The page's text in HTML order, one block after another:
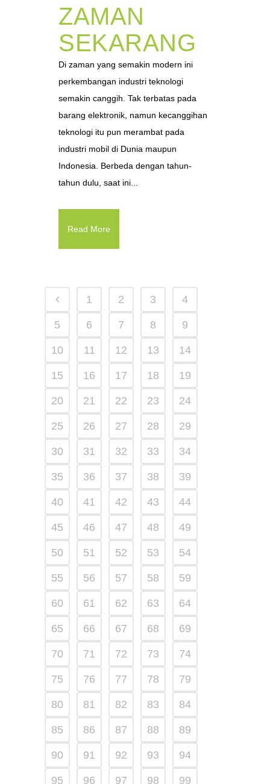
ZAMAN
SEKARANG
Di zaman yang semakin modern ini
perkembangan industri teknologi
semakin canggih. Tak terbatas pada
barang elektronik, namun kecanggihan
teknologi itu pun merambat pada
industri mobil di Dunia maupun
Indonesia. Berbeda dengan tahun-
tahun dulu, saat ini...
Read More
1 2 3 4
5 6 7 8 9
10 11 12 13 14
15 16 17 18 19
20 21 22 23 24
25 26 27 28 29
30 31 32 33 34
35 36 37 38 39
40 41 42 43 44
45 46 47 48 49
50 51 52 53 54
55 56 57 58 59
60 61 62 63 64
65 66 67 68 69
70 71 72 73 74
75 76 77 78 79
80 81 82 83 84
85 86 87 88 89
90 91 92 93 94
95 96 97 98 99